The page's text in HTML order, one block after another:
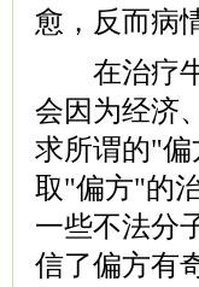
愈，反而病
在治疗牛
会因为经济
求所谓的"
取"偏方"的
一些不法分
信了偏方有